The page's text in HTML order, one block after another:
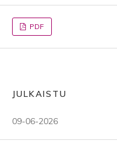
PDF
JULKAISTU
09-06-2026